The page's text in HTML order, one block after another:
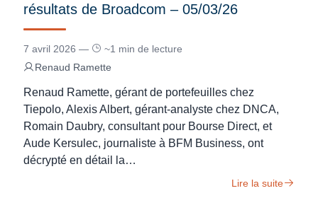
résultats de Broadcom – 05/03/26
7 avril 2026 —
~1 min de lecture
Renaud Ramette
Renaud Ramette, gérant de portefeuilles chez
Tiepolo, Alexis Albert, gérant-analyste chez DNCA,
Romain Daubry, consultant pour Bourse Direct, et
Aude Kersulec, journaliste à BFM Business, ont
décrypté en détail la…
Lire la suite